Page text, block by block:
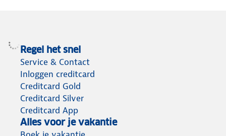
Regel het snel
Service & Contact
Inloggen creditcard
Creditcard Gold
Creditcard Silver
Creditcard App
Alles voor je vakantie